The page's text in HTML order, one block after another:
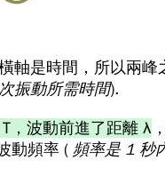
軸是時間，所以兩峰
振動所需時間).
，波動前進了距離 λ
動頻率 (頻率是 1 秒